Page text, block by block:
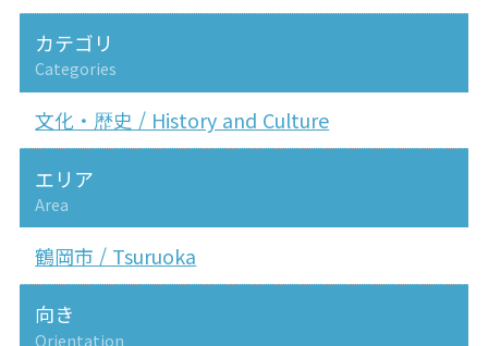
カテゴリ
Categories
文化・歴史 / History and Culture
エリア
Area
鶴岡市 / Tsuruoka
向き
Orientation